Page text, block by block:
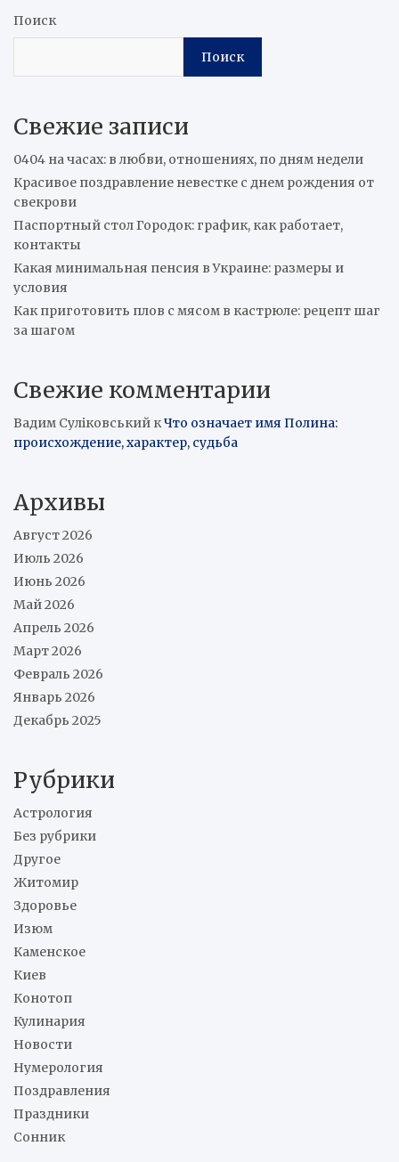
Поиск
Поиск
Свежие записи
0404 на часах: в любви, отношениях, по дням недели
Красивое поздравление невестке с днем рождения от
свекрови
Паспортный стол Городок: график, как работает,
контакты
Какая минимальная пенсия в Украине: размеры и
условия
Как приготовить плов с мясом в кастрюле: рецепт шаг
за шагом
Свежие комментарии
Вадим Суліковський кЧто означает имя Полина:
происхождение, характер, судьба
Архивы
Август 2026
Июль 2026
Июнь 2026
Май 2026
Апрель 2026
Март 2026
Февраль 2026
Январь 2026
Декабрь 2025
Рубрики
Астрология
Без рубрики
Другое
Житомир
Здоровье
Изюм
Каменское
Киев
Конотоп
Кулинария
Новости
Нумерология
Поздравления
Праздники
Сонник